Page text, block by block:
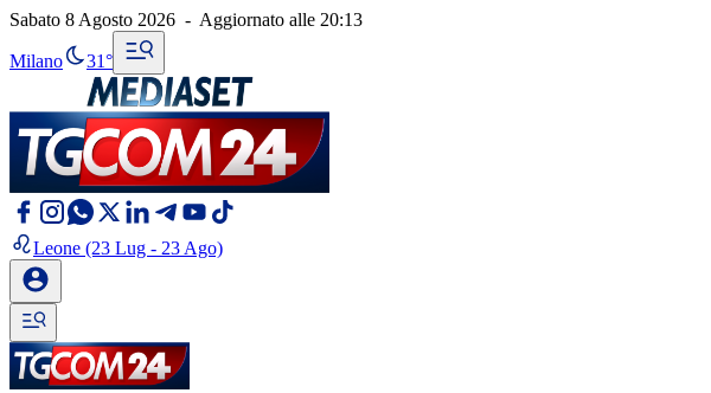
Sabato 8 Agosto 2026 - Aggiornato alle 20:13
Milano 31°
Leone (23 Lug - 23 Ago)